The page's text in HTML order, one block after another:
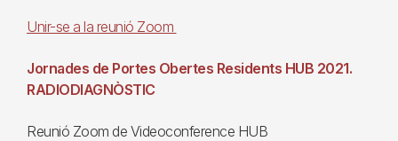
Unir-se a la reunió Zoom
Jornades de Portes Obertes Residents HUB 2021.
RADIODIAGNÒSTIC
Reunió Zoom de Videoconference HUB